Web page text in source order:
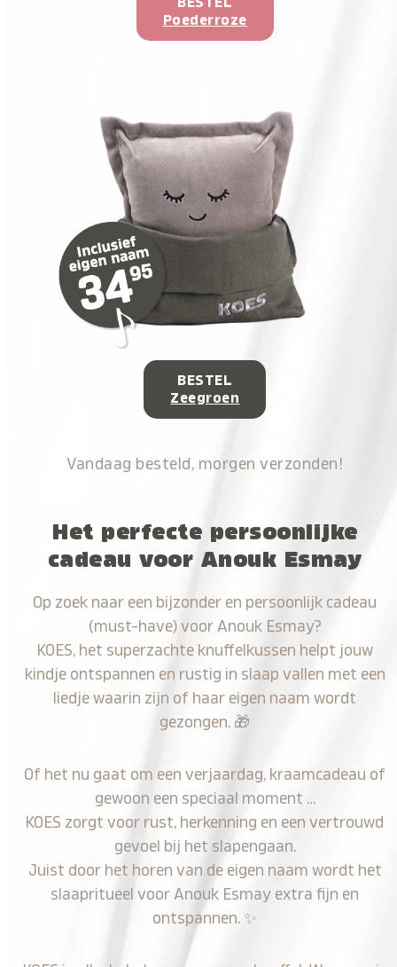
Poederroze
BESTEL
Zeegroen
Vandaag besteld, morgen verzonden!
Het perfecte persoonlijke
cadeau voor Anouk Esmay
Op zoek naar een bijzonder en persoonlijk cadeau
(must-have) voor Anouk Esmay?
KOES, het superzachte knuffelkussen helpt jouw
kindje ontspannen en rustig in slaap vallen met een
liedje waarin zijn of haar eigen naam wordt
gezongen. 🎁
Of het nu gaat om een verjaardag, kraamcadeau of
gewoon een speciaal moment …
KOES zorgt voor rust, herkenning en een vertrouwd
gevoel bij het slapengaan.
Juist door het horen van de eigen naam wordt het
slaapritueel voor Anouk Esmay extra fijn en
ontspannen. ✨